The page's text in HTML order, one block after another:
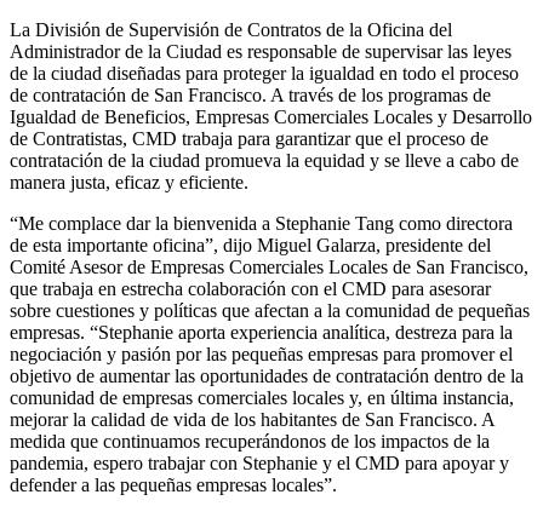
La División de Supervisión de Contratos de la Oficina del
Administrador de la Ciudad es responsable de supervisar las leyes
de la ciudad diseñadas para proteger la igualdad en todo el proceso
de contratación de San Francisco. A través de los programas de
Igualdad de Beneficios, Empresas Comerciales Locales y Desarrollo
de Contratistas, CMD trabaja para garantizar que el proceso de
contratación de la ciudad promueva la equidad y se lleve a cabo de
manera justa, eficaz y eficiente.
“Me complace dar la bienvenida a Stephanie Tang como directora
de esta importante oficina”, dijo Miguel Galarza, presidente del
Comité Asesor de Empresas Comerciales Locales de San Francisco,
que trabaja en estrecha colaboración con el CMD para asesorar
sobre cuestiones y políticas que afectan a la comunidad de pequeñas
empresas. “Stephanie aporta experiencia analítica, destreza para la
negociación y pasión por las pequeñas empresas para promover el
objetivo de aumentar las oportunidades de contratación dentro de la
comunidad de empresas comerciales locales y, en última instancia,
mejorar la calidad de vida de los habitantes de San Francisco. A
medida que continuamos recuperándonos de los impactos de la
pandemia, espero trabajar con Stephanie y el CMD para apoyar y
defender a las pequeñas empresas locales”.